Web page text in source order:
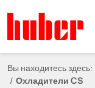
Вы находитесь здесь:
Охладители CS